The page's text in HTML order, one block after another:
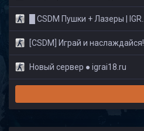
█ CSDM Пушки + Лазеры | IGRAI18.RU ツ █
[CSDM] Играй и наслаждайся! © Classic
Новый сервер ● igrai18.ru